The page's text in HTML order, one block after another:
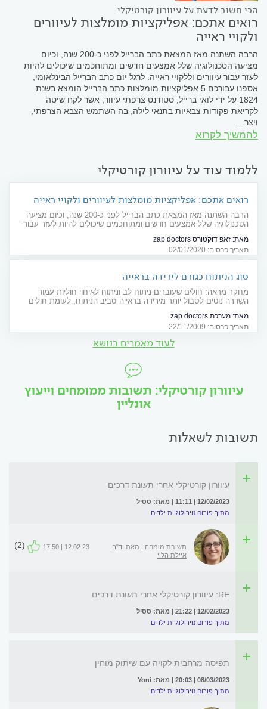
הכי חשוב לדעת על עיוורון קורטיקלי
רואים אתכם: אפליקציות מומלצות לעיוורים
ולקויי ראייה
הרבה השתנה מאז המצאת כתב הברייל לפני כ-200 שנה, וכיום
מציעה הטכנולוגיה שלל אמצעים חדשים ומתוחכמים שיכולים להיות
לעזר עבור עיוורים וללקויי ראייה. לרגל יום כתב הברייל הבינלאומי,
אספנו עבורכם 5 אפליקציות מומלצות כתב הברייל הומצא בשנת
1824 על ידי לואי ברייל, סטודנט צרפתי עיוור, אשר לקח שיטה
לקריאת פקודות צבאיות בתנאי לילה, בה השתמש הצבא הצרפתי,
ויצר...
להמשיך לקרוא
ללמוד עוד על עיוורון קורטיקלי
רואים אתכם: אפליקציות מומלצות לעיוורים ולקויי ראייה
הרבה השתנה מאז המצאת כתב הברייל לפני כ-200 שנה, וכיום מציעה
הטכנולוגיה שלל אמצעים חדשים ומתוחכמים שיכולים להיות לעזר עבור
אפליקציות מומלצות
מאת: זאפ דוקטורס zap doctors
תאריך פרסום: 02/01/2020
סוג הניתוח כגורם לירידה בראייה
מחקר מראה: חולים שעוברים ניתוח לב וניתוח לאיחוי חוליות עמוד
השדרה נוטים לסבול יותר מירידה בראייה סביב הניתוח, לעומת חולים
מאת: מערכת zap doctors
תאריך פרסום: 22/11/2009
לעוד מאמרים בנושא
עיוורון קורטיקלי: תשובות ממומחים וייעוץ
אונליין
תשובות לשאלות
עיוורון קורטיקלי אחרי תעונת דרכים
12/02/2023 | 11:11 | מאת: ססיל
מתוך פורום נוירולוגיית ילדים
תשובת מומחה | מאת: ד"ר
איילת הלוי
12.02.23 | 17:50
(2)
RE: עיוורון קורטיקלי אחרי תעונת דרכים
12/02/2023 | 21:22 | מאת: ססיל
מתוך פורום נוירולוגיית ילדים
תפיסה מרחבית לקויה עם שיתוק מוחין
08/03/2023 | 20:03 | מאת: Yoni
מתוך פורום נוירולוגיית ילדים